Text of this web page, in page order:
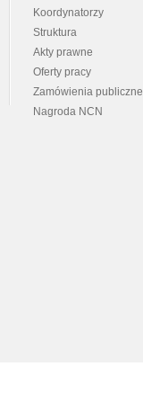
Koordynatorzy
Struktura
Akty prawne
Oferty pracy
Zamówienia publiczne
Nagroda NCN